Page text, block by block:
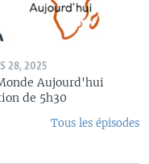
28, 2025
Aujourd'hui
de 5h30
Tous les épisodes